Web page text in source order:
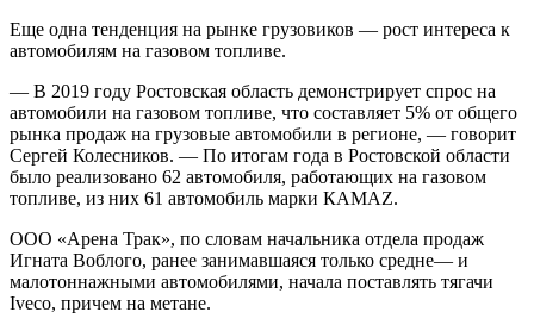
Еще одна тенденция на рынке грузовиков — рост интереса к
автомобилям на газовом топливе.
— В 2019 году Ростовская область демонстрирует спрос на
автомобили на газовом топливе, что составляет 5% от общего
рынка продаж на грузовые автомобили в регионе, — говорит
Сергей Колесников. — По итогам года в Ростовской области
было реализовано 62 автомобиля, работающих на газовом
топливе, из них 61 автомобиль марки КАМАZ.
ООО «Арена Трак», по словам начальника отдела продаж
Игната Воблого, ранее занимавшаяся только средне— и
малотоннажными автомобилями, начала поставлять тягачи
Iveco, причем на метане.